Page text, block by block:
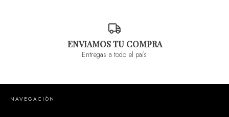
ENVIAMOS TU COMPRA
Entregas a todo el país
NAVEGACIÓN